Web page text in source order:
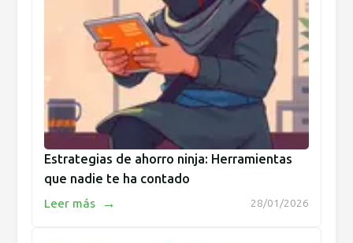
Estrategias de ahorro ninja: Herramientas
que nadie te ha contado
28/01/2026
Leer más →